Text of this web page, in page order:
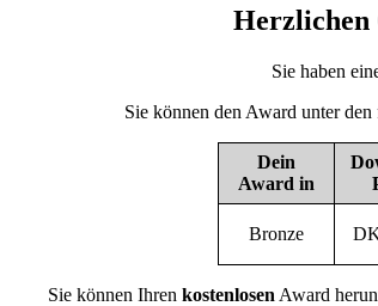
Herzlichen
Sie haben
Sie können den Award unter
Dein
Award in
Bronze
Sie können Ihren kostenlosen Award